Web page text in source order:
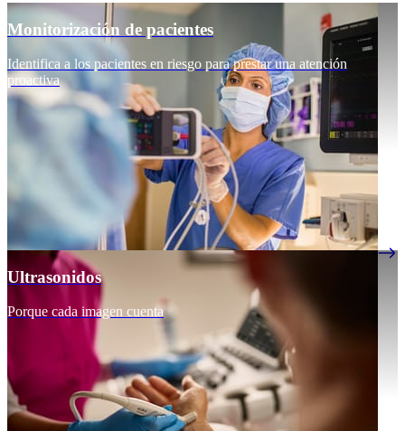
Monitorización de pacientes
Identifica a los pacientes en riesgo para prestar una atención
proactiva
Ultrasonidos
Porque cada imagen cuenta